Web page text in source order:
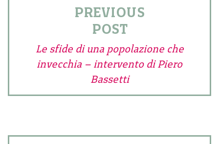
PREVIOUS
POST
Le sfide di una popolazione che
invecchia – intervento di Piero
Bassetti